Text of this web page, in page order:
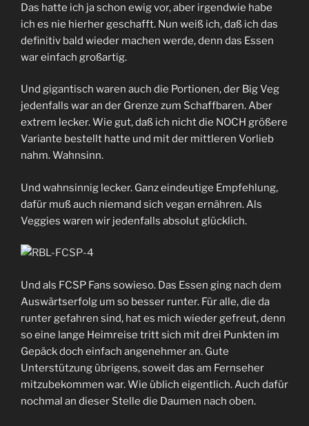
Das hatte ich ja schon ewig vor, aber irgendwie habe
ich es nie hierher geschafft. Nun weiß ich, daß ich das
definitiv bald wieder machen werde, denn das Essen
war einfach großartig.
Und gigantisch waren auch die Portionen, der Big Veg
jedenfalls war an der Grenze zum Schaffbaren. Aber
extrem lecker. Wie gut, daß ich nicht die NOCH größere
Variante bestellt hatte und mit der mittleren Vorlieb
nahm. Wahnsinn.
Und wahnsinnig lecker. Ganz eindeutige Empfehlung,
dafür muß auch niemand sich vegan ernähren. Als
Veggies waren wir jedenfalls absolut glücklich.
Und als FCSP Fans sowieso. Das Essen ging nach dem
Auswärtserfolg um so besser runter. Für alle, die da
runter gefahren sind, hat es mich wieder gefreut, denn
so eine lange Heimreise tritt sich mit drei Punkten im
Gepäck doch einfach angenehmer an. Gute
Unterstützung übrigens, soweit das am Fernseher
mitzubekommen war. Wie üblich eigentlich. Auch dafür
nochmal an dieser Stelle die Daumen nach oben.